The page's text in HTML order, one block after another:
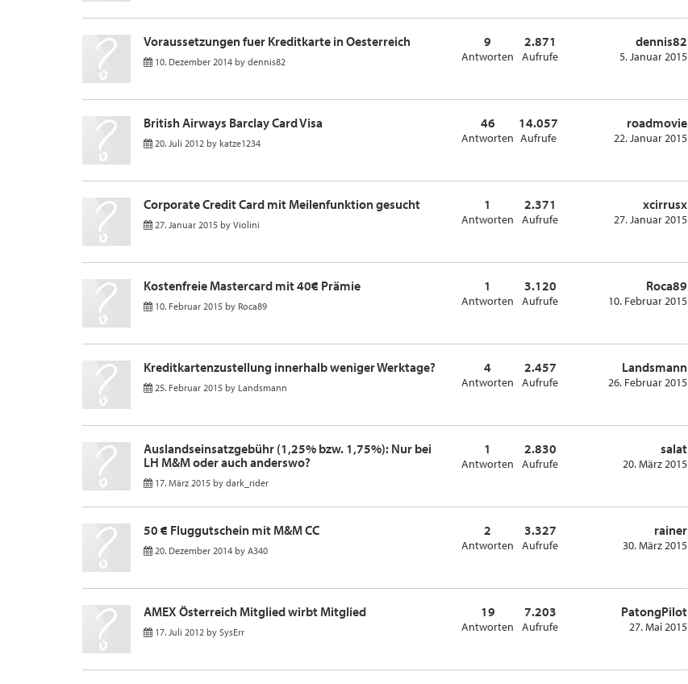
Voraussetzungen fuer Kreditkarte in Oesterreich
10. Dezember 2014 by dennis82
9
Antworten
2.871
Aufrufe
dennis82
5. Januar 2015
British Airways Barclay Card Visa
20. Juli 2012 by katze1234
46
Antworten
14.057
Aufrufe
roadmovie
22. Januar 2015
Corporate Credit Card mit Meilenfunktion gesucht
27. Januar 2015 by Violini
1
Antworten
2.371
Aufrufe
xcirrusx
27. Januar 2015
Kostenfreie Mastercard mit 40€ Prämie
10. Februar 2015 by Roca89
1
Antworten
3.120
Aufrufe
Roca89
10. Februar 2015
Kreditkartenzustellung innerhalb weniger Werktage?
25. Februar 2015 by Landsmann
4
Antworten
2.457
Aufrufe
Landsmann
26. Februar 2015
Auslandseinsatzgebühr (1,25% bzw. 1,75%): Nur bei
LH M&M oder auch anderswo?
17. März 2015 by dark_rider
1
Antworten
2.830
Aufrufe
salat
20. März 2015
50 € Fluggutschein mit M&M CC
20. Dezember 2014 by A340
2
Antworten
3.327
Aufrufe
rainer
30. März 2015
AMEX Österreich Mitglied wirbt Mitglied
17. Juli 2012 by SysErr
19
Antworten
7.203
Aufrufe
PatongPilot
27. Mai 2015